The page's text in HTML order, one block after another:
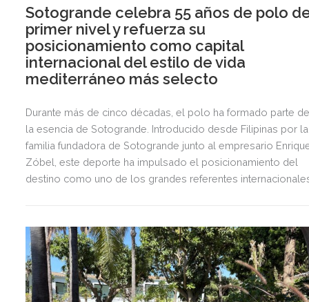
Sotogrande celebra 55 años de polo
primer nivel y refuerza su
posicionamiento como capital
internacional del estilo de vida
mediterráneo más selecto
Durante más de cinco décadas, el polo ha formado parte
la esencia de Sotogrande. Introducido desde Filipinas por la
familia fundadora de Sotogrande junto al empresario
Zóbel, este deporte ha impulsado el posicionamiento del
destino como uno de los grandes referentes
exclusiva agenda social.